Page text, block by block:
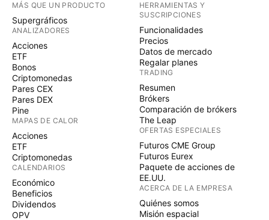
MÁS QUE UN PRODUCTO
Supergráficos
ANALIZADORES
Acciones
ETF
Bonos
Criptomonedas
Pares CEX
Pares DEX
Pine
MAPAS DE CALOR
Acciones
ETF
Criptomonedas
CALENDARIOS
Económico
Beneficios
Dividendos
OPV
HERRAMIENTAS Y
SUSCRIPCIONES
Funcionalidades
Precios
Datos de mercado
Regalar planes
TRADING
Resumen
Brókers
Comparación de brókers
The Leap
OFERTAS ESPECIALES
Futuros CME Group
Futuros Eurex
Paquete de acciones de
EE.UU.
ACERCA DE LA EMPRESA
Quiénes somos
Misión espacial